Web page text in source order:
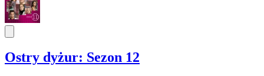
Ostry dyżur: Sezon 12